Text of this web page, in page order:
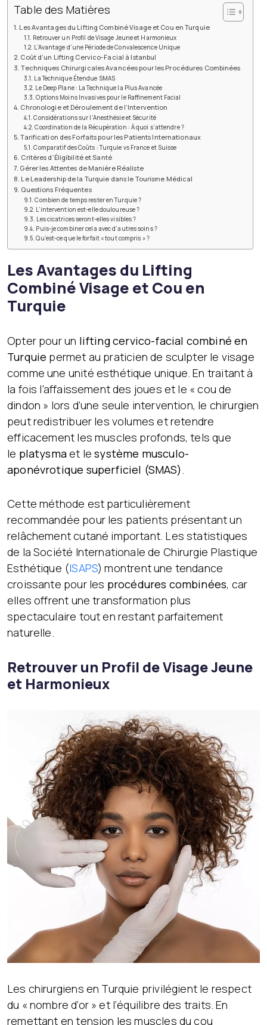
Table des Matières
Les Avantages du Lifting Combiné Visage et Cou en Turquie
Retrouver un Profil de Visage Jeune et Harmonieux
L’Avantage d’une Période de Convalescence Unique
Coût d’un Lifting Cervico-Facial à Istanbul
Techniques Chirurgicales Avancées pour les Procédures Combinées
La Technique Étendue SMAS
Le Deep Plane : La Technique la Plus Avancée
Options Moins Invasives pour le Raffinement Facial
Chronologie et Déroulement de l’Intervention
Considérations sur l’Anesthésie et Sécurité
Coordination de la Récupération : À quoi s’attendre ?
Tarification des Forfaits pour les Patients Internationaux
Comparatif des Coûts : Turquie vs France et Suisse
Critères d’Éligibilité et Santé
Gérer les Attentes de Manière Réaliste
Le Leadership de la Turquie dans le Tourisme Médical
Questions Fréquentes
Combien de temps rester en Turquie ?
L’intervention est-elle douloureuse ?
Les cicatrices seront-elles visibles ?
Puis-je combiner cela avec d’autres soins ?
Qu’est-ce que le forfait « tout compris » ?
Les Avantages du Lifting
Combiné Visage et Cou en
Turquie
Opter pour un lifting cervico-facial combiné en
Turquie permet au praticien de sculpter le visage
comme une unité esthétique unique. En traitant à
la fois l’affaissement des joues et le « cou de
dindon » lors d’une seule intervention, le chirurgien
peut redistribuer les volumes et retendre
efficacement les muscles profonds, tels que
le platysmaet lesystème musculo-
aponévrotique superficiel (SMAS).
Cette méthode est particulièrement
recommandée pour les patients présentant un
relâchement cutané important. Les statistiques
de la Société Internationale de Chirurgie Plastique
Esthétique (ISAPS) montrent une tendance
croissante pour les procédures combinées, car
elles offrent une transformation plus
spectaculaire tout en restant parfaitement
naturelle.
Retrouver un Profil de Visage Jeune
et Harmonieux
Les chirurgiens en Turquie privilégient le respect
du « nombre d’or » et l’équilibre des traits. En
remettant en tension les muscles du cou